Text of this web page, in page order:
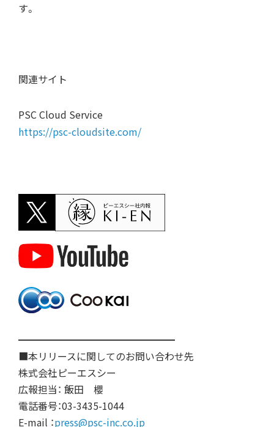
す。
関連サイト
PSC Cloud Service
https://psc-cloudsite.com/
━━━━━━━━━━━━━━━━
■本リリースに関してのお問い合わせ先
株式会社ピーエスシー
広報担当： 飯田 櫻
電話番号：03-3435-1044
E-mail ：press@psc-inc.co.jp